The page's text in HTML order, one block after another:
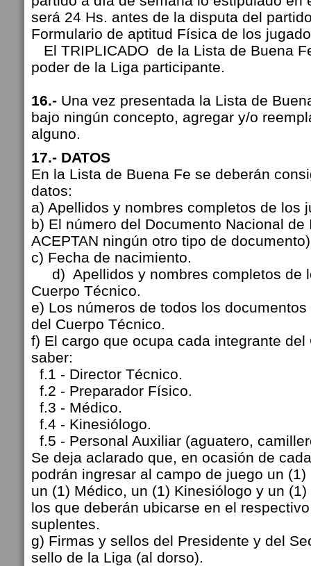
será 24 Hs. antes de la disputa del
Formulario de aptitud Física de los
El TRIPLICADO de la Lista de Buena
poder de la Liga participante.
16.- Una vez presentada la Lista de
bajo ningún concepto, agregar y/o
alguno.
17.- DATOS
En la Lista de Buena Fe se deberán
datos:
a) Apellidos y nombres completos de los
b) El número del Documento Nacional de
ACEPTAN ningún otro tipo de
c) Fecha de nacimiento.
d) Apellidos y nombres completos de
Cuerpo Técnico.
e) Los números de todos los
del Cuerpo Técnico.
f) El cargo que ocupa cada integrante del
saber:
f.1 - Director Técnico.
f.2 - Preparador Físico.
f.3 - Médico.
f.4 - Kinesiólogo.
f.5 - Personal Auxiliar (aguatero,
Se deja aclarado que, en ocasión de
podrán ingresar al campo de juego un
un (1) Médico, un (1) Kinesiólogo y un
los que deberán ubicarse en el
suplentes.
g) Firmas y sellos del Presidente y del
sello de la Liga (al dorso).